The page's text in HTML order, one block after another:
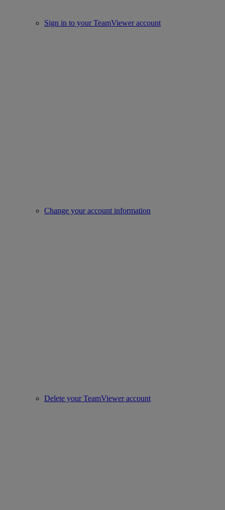
Sign in to your TeamViewer account
Change your account information
Delete your TeamViewer account